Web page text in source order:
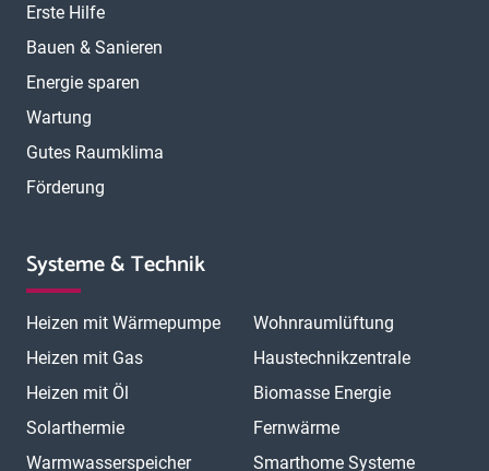
Erste Hilfe
Bauen & Sanieren
Energie sparen
Wartung
Gutes Raumklima
Förderung
Systeme & Technik
Heizen mit Wärmepumpe
Heizen mit Gas
Heizen mit Öl
Solarthermie
Warmwasserspeicher
Wohnraumlüftung
Haustechnikzentrale
Biomasse Energie
Fernwärme
Smarthome Systeme